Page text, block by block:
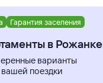
Гарантия заселения
в Рожанке
варианты
поездки